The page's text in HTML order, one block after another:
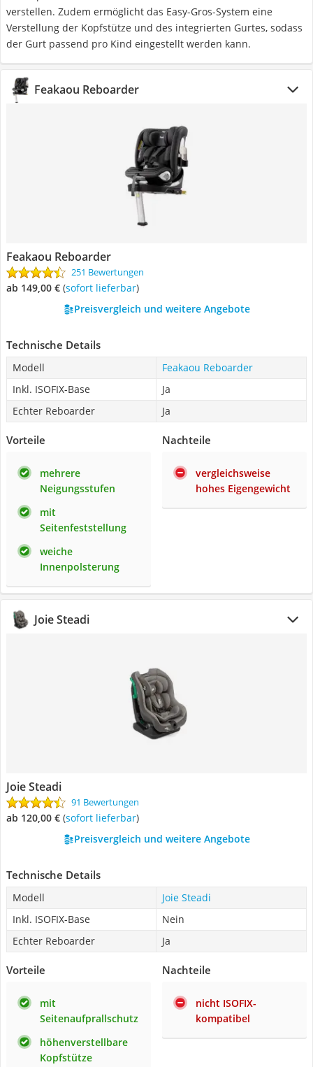
verstellen. Zudem ermöglicht das Easy-Gros-System eine
Verstellung der Kopfstütze und des integrierten Gurtes, sodass
der Gurt passend pro Kind eingestellt werden kann.
Feakaou Reboarder
Feakaou Reboarder
251 Bewertungen
ab 149,00 € ( Sofort lieferbar)
Preisvergleich und weitere Angebote
Technische Details
Modell
Feakaou Reboarder
Inkl. ISOFIX-Base
Ja
Echter Reboarder
Ja
Vorteile
mehrere
Neigungsstufen
mit
Seitenfeststellung
weiche
Innenpolsterung
Nachteile
vergleichsweise
hohes Eigengewicht
Joie Steadi
Joie Steadi
91 Bewertungen
ab 120,00 € ( Sofort lieferbar)
Preisvergleich und weitere Angebote
Technische Details
Modell
Joie Steadi
Inkl. ISOFIX-Base
Nein
Echter Reboarder
Ja
Vorteile
mit
Seitenaufprallschutz
höhenverstellbare
Kopfstütze
Nachteile
nicht ISOFIX-
kompatibel